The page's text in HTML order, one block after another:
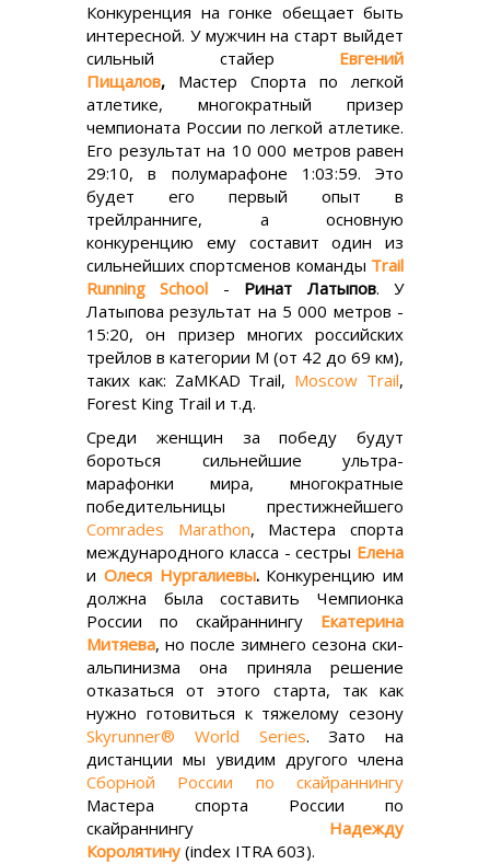
Конкуренция на гонке обещает быть
интересной. У мужчин на старт выйдет
сильный стайер Евгений
Пищалов, Мастер Спорта по легкой
атлетике, многократный призер
чемпионата России по легкой атлетике.
Его результат на 10 000 метров равен
29:10, в полумарафоне 1:03:59. Это
будет его первый опыт в
трейлранниге, а основную
конкуренцию ему составит один из
сильнейших спортсменов команды Trail
Running School - Ринат Латыпов. У
Латыпова результат на 5 000 метров -
15:20, он призер многих российских
трейлов в категории М (от 42 до 69 км),
таких как: ZaMKAD Trail, Moscow Trail,
Forest King Trail и т.д.
Среди женщин за победу будут
бороться сильнейшие ультра-
марафонки мира, многократные
победительницы престижнейшего
Comrades Marathon, Мастера спорта
международного класса - сестры Елена
и Олеся Нургалиевы. Конкуренцию им
должна была
составить Чемпионка
России по скайраннингу Екатерина
Митяева, но после зимнего сезона ски-
альпинизма она приняла решение
отказаться от этого старта, так как
нужно готовиться к тяжелому сезону
Skyrunner® World Series. Зато на
дистанции мы увидим другого члена
Сборной России по скайраннингу
Мастера спорта России по
скайраннингу Надежду
Королятину (index ITRA 603).